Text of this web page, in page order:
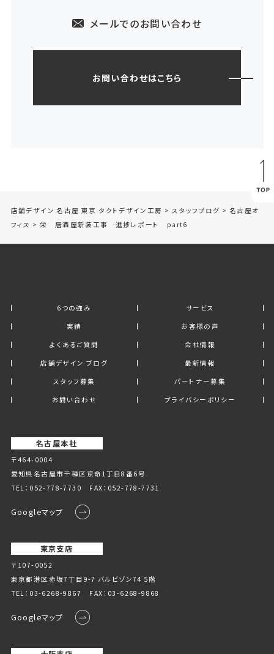
メールでのお問い合わせ
お問い合わせはこちら
店舗デザイン 名古屋 東京 タクトデザイン工房 > スタッフブログ > 名古屋オ
フィス > 栄 居酒屋新装工事 進捗レポート part6
6つの強み
サービス
実績
お客様の声
よくあるご質問
会社情報
店舗デザイン ブログ
最新情報
スタッフ募集
パートナー募集
お問い合わせ
プライバシーポリシー
名古屋本社
〒464-0004
愛知県名古屋市千種区京命1丁⽬8番6号
TEL： 052-778-7730 FAX：052-778-7731
Googleマップ
東京支店
〒107-0052
東京都港区赤坂7丁目9-7 バルビゾン74 5階
TEL： 03-6268-9867 FAX：03-6268-9868
Googleマップ